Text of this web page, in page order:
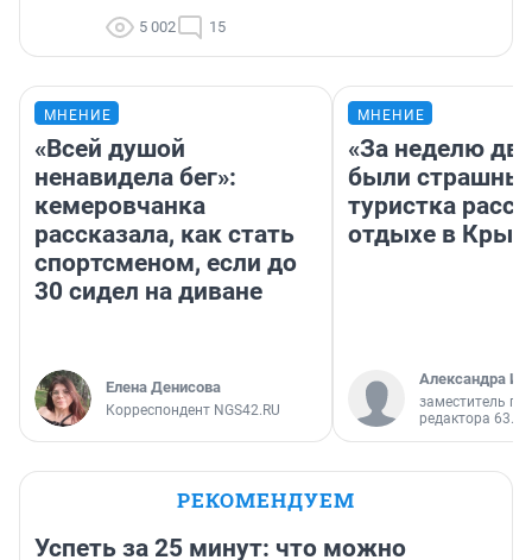
5 002 15
МНЕНИЕ
«Всей душой
ненавидела бег»:
кемеровчанка
рассказала, как стать
спортсменом, если до
30 сидел на диване
Елена Денисова
Корреспондент NGS42.RU
МНЕНИЕ
«За неделю
были
туристка
отдыхе в
Александра
заместитель
редактора 63.RU
РЕКОМЕНДУЕМ
Успеть за 25 минут: что можно